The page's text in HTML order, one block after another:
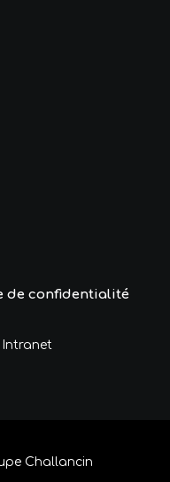
de confidentialité
Challancin